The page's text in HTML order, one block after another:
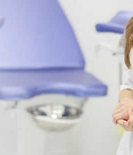
медицины
снижения веса
спасения конечностей
грыж
лицевая хирургия
хирургия
диетология